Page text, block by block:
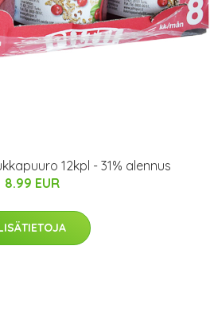
12kpl - 31% alennus
8.99 EUR